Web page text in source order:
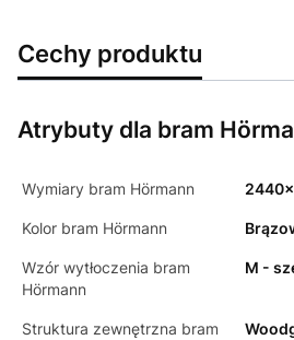
Cechy produktu
Atrybuty dla bram
Wymiary bram Hörmann
Kolor bram Hörmann
Wzór wytłoczenia bram
Hörmann
M -
Struktura zewnętrzna bram